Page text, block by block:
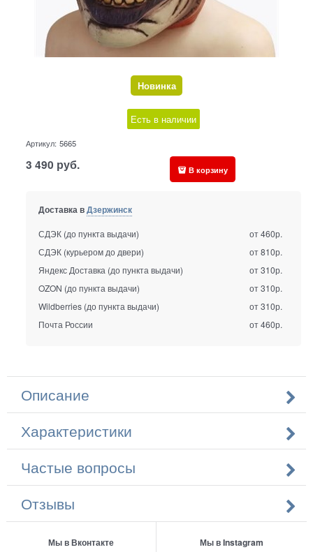
Новинка
Есть в наличии
Артикул: 5665
3 490 руб. В корзину
Доставка вДзержинск
СДЭК (до пункта выдачи)
от 460р.
СДЭК (курьером до двери)
от 810р.
Яндекс Доставка (до пункта выдачи)
от 310р.
OZON (до пункта выдачи)
от 310р.
Wildberries (до пункта выдачи)
от 310р.
Почта России
от 460р.
Описание
Характеристики
Частые вопросы
Отзывы
Мы в Вконтакте Мы в Instagram